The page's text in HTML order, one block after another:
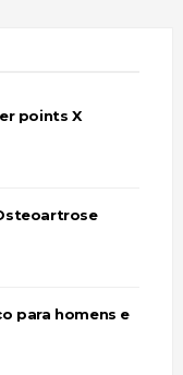
points X
para homens e